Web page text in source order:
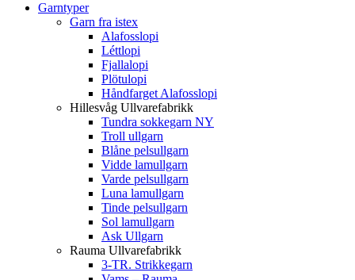
Garntyper
Garn fra istex
Alafosslopi
Léttlopi
Fjallalopi
Plötulopi
Håndfarget Alafosslopi
Hillesvåg Ullvarefabrikk
Tundra sokkegarn NY
Troll ullgarn
Blåne pelsullgarn
Vidde lamullgarn
Varde pelsullgarn
Luna lamullgarn
Tinde pelsullgarn
Sol lamullgarn
Ask Ullgarn
Rauma Ullvarefabrikk
3-TR. Strikkegarn